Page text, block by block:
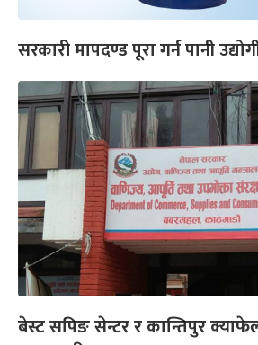
सरकारी मापदण्ड पूरा गर्न पानी
बेस्ट सपिङ सेन्टर र कान्तिपुर